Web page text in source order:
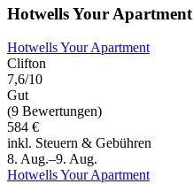
Hotwells Your Apartment
Hotwells Your Apartment
Clifton
7,6/10
Gut
(9 Bewertungen)
584 €
inkl. Steuern & Gebühren
8. Aug.–9. Aug.
Hotwells Your Apartment